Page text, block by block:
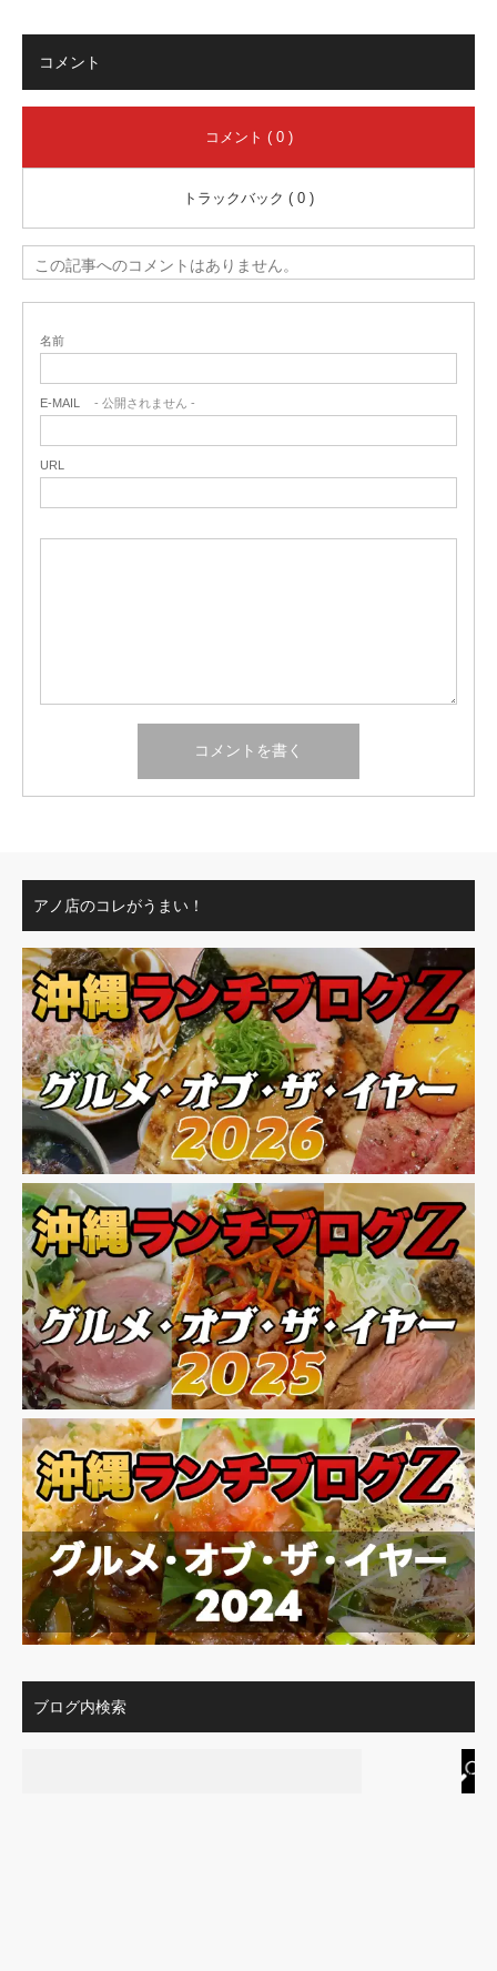
コメント
コメント ( 0 )
トラックバック ( 0 )
この記事へのコメントはありません。
名前
E-MAIL - 公開されません -
URL
アノ店のコレがうまい！
ブログ内検索